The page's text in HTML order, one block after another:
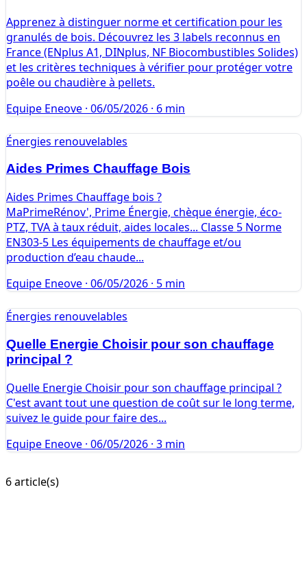
Apprenez à distinguer norme et certification pour les
granulés de bois. Découvrez les 3 labels reconnus en
France (ENplus A1, DINplus, NF Biocombustibles Solides)
et les critères techniques à vérifier pour protéger votre
poêle ou chaudière à pellets.
Equipe Eneove · 06/05/2026 · 6 min
Énergies renouvelables
Aides Primes Chauffage Bois
Aides Primes Chauffage bois ?
MaPrimeRénov', Prime Énergie, chèque énergie, éco-
PTZ, TVA à taux réduit, aides locales... Classe 5 Norme
EN303-5 Les équipements de chauffage et/ou
production d’eau chaude...
Equipe Eneove · 06/05/2026 · 5 min
Énergies renouvelables
Quelle Energie Choisir pour son chauffage
principal ?
Quelle Energie Choisir pour son chauffage principal ?
C'est avant tout une question de coût sur le long terme,
suivez le guide pour faire des...
Equipe Eneove · 06/05/2026 · 3 min
6 article(s)